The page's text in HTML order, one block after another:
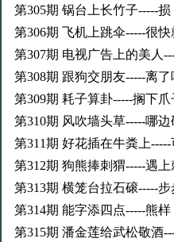
第305期 锅台上长竹子-----
第306期 飞机上跳伞-----很
第307期 电视广告上的美人
第308期 跟狗交朋友-----离
第309期 耗子算卦-----搁下爪
第310期 风吹墙头草-----哪边
第311期 好花插在牛粪上-----
第312期 狗熊捧刺猬-----遇
第313期 横笼台拉石磙-----步
第314期 能字添四点-----熊样
第315期 潘金莲给武松敬酒